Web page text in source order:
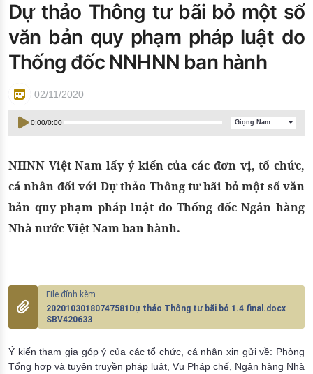
Đào tạo ISO
Dự thảo Thông tư bãi bỏ một số
văn bản quy phạm pháp luật do
Thống đốc NNHNN ban hành
02/11/2020
0:00/0:00 Giọng Nam
NHNN Việt Nam lấy ý kiến của các đơn vị, tổ chức,
cá nhân đối với Dự thảo Thông tư bãi bỏ một số văn
bản quy phạm pháp luật do Thống đốc Ngân hàng
Nhà nước Việt Nam ban hành.
20201030180747581Dự thảo Thông tư bãi bỏ 1.4 final.docx
SBV420633
Ý kiến tham gia góp ý của các tổ chức, cá nhân xin gửi về: Phòng
Tổng hợp và tuyên truyền pháp luật, Vụ Pháp chế, Ngân hàng Nhà